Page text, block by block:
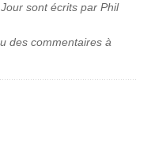
sont écrits par Phil
des commentaires à